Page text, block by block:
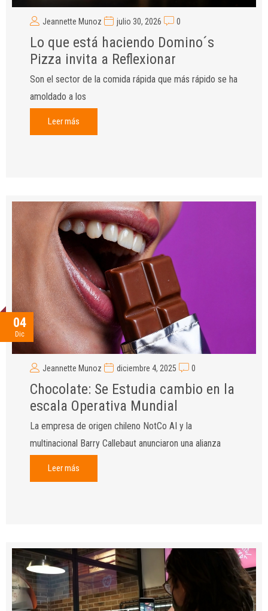
Jeannette Munoz julio 30, 2026 0
Lo que está haciendo Domino´s
Pizza invita a Reflexionar
Son el sector de la comida rápida que más rápido se ha
amoldado a los
Leer más
04
Dic
Jeannette Munoz diciembre 4, 2025 0
Chocolate: Se Estudia cambio en la
escala Operativa Mundial
La empresa de origen chileno NotCo AI y la
multinacional Barry Callebaut anunciaron una alianza
Leer más